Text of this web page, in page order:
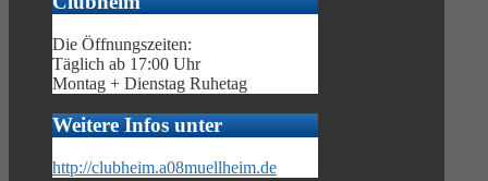
Die Öffnungszeiten:
Täglich ab 17:00 Uhr
Montag + Dienstag Ruhetag
Weitere Infos unter
http://clubheim.a08muellheim.de